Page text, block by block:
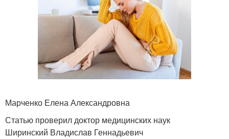
Марченко Елена Александровна
Статью проверил доктор медицинских наук
Ширинский Владислав Геннадьевич